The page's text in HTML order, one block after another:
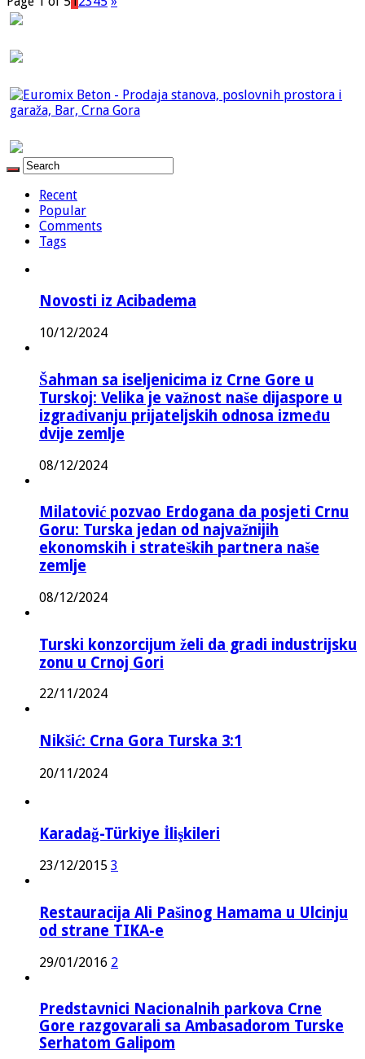
Recent
Popular
Comments
Tags
Novosti iz Acibadema
10/12/2024
Šahman sa iseljenicima iz Crne Gore u
Turskoj: Velika je važnost naše dijaspore u
izgrađivanju prijateljskih odnosa između
dvije zemlje
08/12/2024
Milatović pozvao Erdogana da posjeti Crnu
Goru: Turska jedan od najvažnijih
ekonomskih i strateških partnera naše
zemlje
08/12/2024
Turski konzorcijum želi da gradi industrijsku
zonu u Crnoj Gori
22/11/2024
Nikšić: Crna Gora Turska 3:1
20/11/2024
Karadağ-Türkiye İlişkileri
23/12/2015 3
Restauracija Ali Pašinog Hamama u Ulcinju
od strane TIKA-e
29/01/2016 2
Predstavnici Nacionalnih parkova Crne
Gore razgovarali sa Ambasadorom Turske
Serhatom Galipom